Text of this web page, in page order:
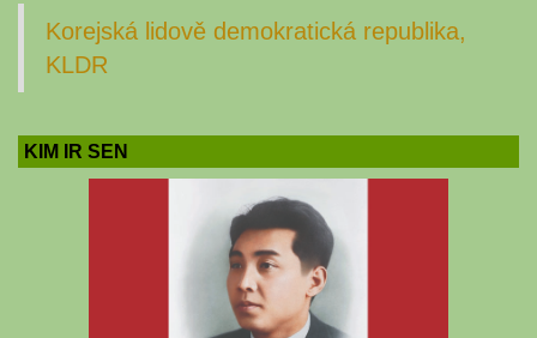
Korejská lidově demokratická republika,
KLDR
KIM IR SEN